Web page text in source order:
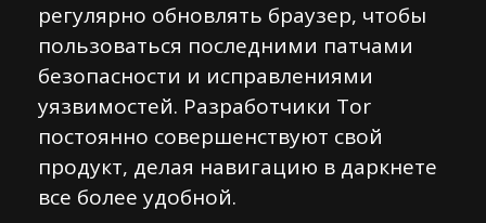
регулярно обновлять браузер, чтобы
пользоваться последними патчами
безопасности и исправлениями
уязвимостей. Разработчики Tor
постоянно совершенствуют свой
продукт, делая навигацию в даркнете
все более удобной.